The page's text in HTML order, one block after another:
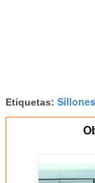
Etiquetas: